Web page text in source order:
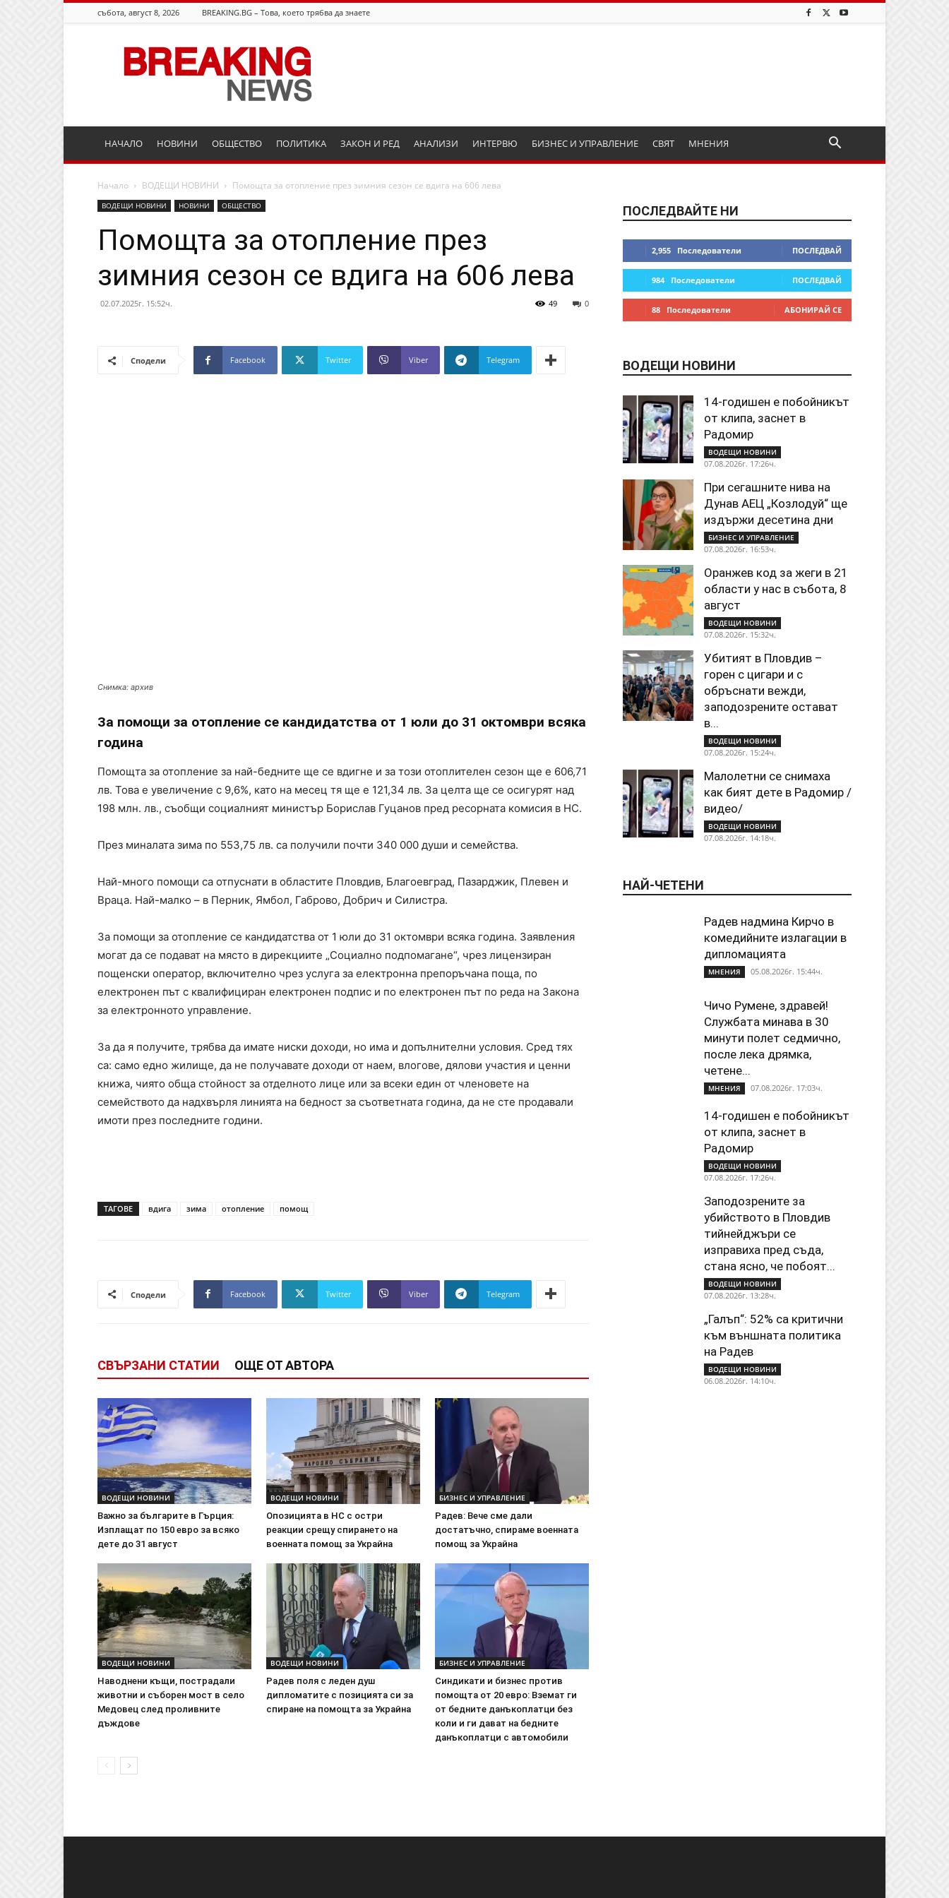
събота, август 8, 2026 BREAKING.BG – Това, което трябва да знаете
Breaking.bg
НАЧАЛО НОВИНИ ОБЩЕСТВО ПОЛИТИКА ЗАКОН И РЕД АНАЛИЗИ ИНТЕРВЮ БИЗНЕС И УПРАВЛЕНИЕ СВЯТ МНЕНИЯ
Начало ВОДЕЩИ НОВИНИ Помощта за отопление през зимния сезон се вдига на 606 лева
ВОДЕЩИ НОВИНИ НОВИНИ ОБЩЕСТВО
Помощта за отопление през
зимния сезон се вдига на 606 лева
02.07.2025г. 15:52ч. 0
49
Сподели Facebook Twitter Viber Telegram
Снимка: архив
За помощи за отопление се кандидатства от 1 юли до 31 октомври всяка
година
Помощта за отопление за най-бедните ще се вдигне и за този отоплителен сезон ще е 606,71
лв. Това е увеличение с 9,6%, като на месец тя ще е 121,34 лв. За целта ще се осигурят над
198 млн. лв., съобщи социалният министър Борислав Гуцанов пред ресорната комисия в НС.
През миналата зима по 553,75 лв. са получили почти 340 000 души и семейства.
Най-много помощи са отпуснати в областите Пловдив, Благоевград, Пазарджик, Плевен и
Враца. Най-малко – в Перник, Ямбол, Габрово, Добрич и Силистра.
За помощи за отопление се кандидатства от 1 юли до 31 октомври всяка година. Заявления
могат да се подават на място в дирекциите „Социално подпомагане“, чрез лицензиран
пощенски оператор, включително чрез услуга за електронна препоръчана поща, по
електронен път с квалифициран електронен подпис и по електронен път по реда на Закона
за електронното управление.
За да я получите, трябва да имате ниски доходи, но има и допълнителни условия. Сред тях
са: само едно жилище, да не получавате доходи от наем, влогове, дялови участия и ценни
книжа, чиято обща стойност за отделното лице или за всеки един от членовете на
семейството да надхвърля линията на бедност за съответната година, да не сте продавали
имоти през последните години.
ТАГОВЕ вдига зима отопление помощ
Сподели Facebook Twitter Viber Telegram
СВЪРЗАНИ СТАТИИ ОЩЕ ОТ АВТОРА
ВОДЕЩИ НОВИНИ
Важно за българите в Гърция:
Изплащат по 150 евро за всяко
дете до 31 август
ВОДЕЩИ НОВИНИ
Опозицията в НС с остри
реакции срещу спирането на
военната помощ за Украйна
БИЗНЕС И УПРАВЛЕНИЕ
Радев: Вече сме дали
достатъчно, спираме военната
помощ за Украйна
ВОДЕЩИ НОВИНИ
Наводнени къщи, пострадали
животни и съборен мост в село
Медовец след проливните
дъждове
ВОДЕЩИ НОВИНИ
Радев поля с леден душ
дипломатите с позицията си за
спиране на помощта за Украйна
БИЗНЕС И УПРАВЛЕНИЕ
Синдикати и бизнес против
помощта от 20 евро: Вземат ги
от бедните данъкоплатци без
коли и ги дават на бедните
данъкоплатци с автомобили
ПОСЛЕДВАЙТЕ НИ
2,955 Последователи ПОСЛЕДВАЙ
984 Последователи ПОСЛЕДВАЙ
88 Последователи АБОНИРАЙ СЕ
ВОДЕЩИ НОВИНИ
14-годишен е побойникът
от клипа, заснет в
Радомир
ВОДЕЩИ НОВИНИ
07.08.2026г. 17:26ч.
При сегашните нива на
Дунав АЕЦ „Козлодуй“ ще
издържи десетина дни
БИЗНЕС И УПРАВЛЕНИЕ
07.08.2026г. 16:53ч.
Оранжев код за жеги в 21
области у нас в събота, 8
август
ВОДЕЩИ НОВИНИ
07.08.2026г. 15:32ч.
Убитият в Пловдив –
горен с цигари и с
обръснати вежди,
заподозрените остават
в...
ВОДЕЩИ НОВИНИ
07.08.2026г. 15:24ч.
Малолетни се снимаха
как бият дете в Радомир /
видео/
ВОДЕЩИ НОВИНИ
07.08.2026г. 14:18ч.
НАЙ-ЧЕТЕНИ
Радев надмина Кирчо в
комедийните излагации в
дипломацията
МНЕНИЯ 05.08.2026г. 15:44ч.
Чичо Румене, здравей!
Службата минава в 30
минути полет седмично,
после лека дрямка,
четене...
МНЕНИЯ 07.08.2026г. 17:03ч.
14-годишен е побойникът
от клипа, заснет в
Радомир
ВОДЕЩИ НОВИНИ
07.08.2026г. 17:26ч.
Заподозрените за
убийството в Пловдив
тийнейджъри се
изправиха пред съда,
стана ясно, че побоят...
ВОДЕЩИ НОВИНИ
07.08.2026г. 13:28ч.
„Галъп“: 52% са критични
към външната политика
на Радев
ВОДЕЩИ НОВИНИ
06.08.2026г. 14:10ч.